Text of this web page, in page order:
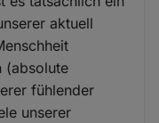
aktuell
(absolute
fühlender
unserer